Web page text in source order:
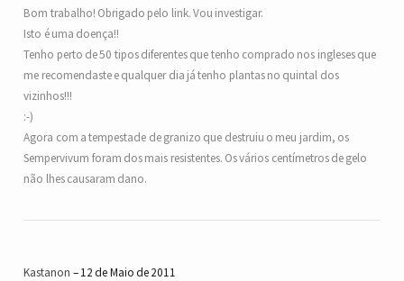
Bom trabalho! Obrigado pelo link. Vou investigar.
Isto é uma doença!!
Tenho perto de 50 tipos diferentes que tenho comprado nos ingleses que
me recomendaste e qualquer dia já tenho plantas no quintal dos
vizinhos!!!
:-)
Agora com a tempestade de granizo que destruiu o meu jardim, os
Sempervivum foram dos mais resistentes. Os vários centímetros de gelo
não lhes causaram dano.
Kastanon 12 de Maio de 2011